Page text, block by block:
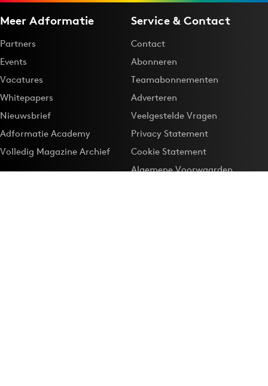
Meer Adformatie
Partners
Events
Vacatures
Whitepapers
Nieuwsbrief
Adformatie Academy
Volledig Magazine Archief
Service & Contact
Contact
Abonneren
Teamabonnementen
Adverteren
Veelgestelde Vragen
Privacy Statement
Cookie Statement
Algemene Voorwaarden